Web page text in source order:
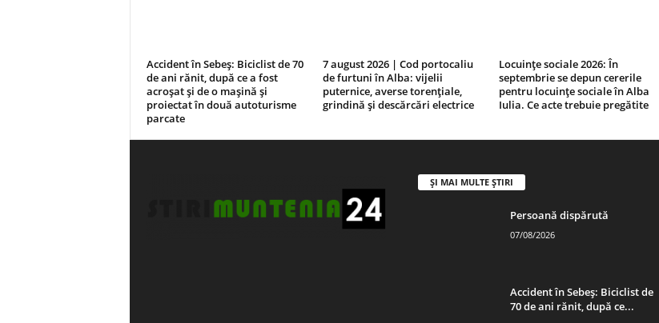
Accident în Sebeș: Biciclist de 70
de ani rănit, după ce a fost
acroșat și de o mașină și
proiectat în două autoturisme
parcate
7 august 2026 | Cod portocaliu
de furtuni în Alba: vijelii
puternice, averse torențiale,
grindină și descărcări electrice
Locuințe sociale 2026: În
septembrie se depun cererile
pentru locuințe sociale în Alba
Iulia. Ce acte trebuie pregătite
ȘI MAI MULTE ȘTIRI
Persoană dispărută
07/08/2026
Accident în Sebeș: Biciclist de
70 de ani rănit, după ce...